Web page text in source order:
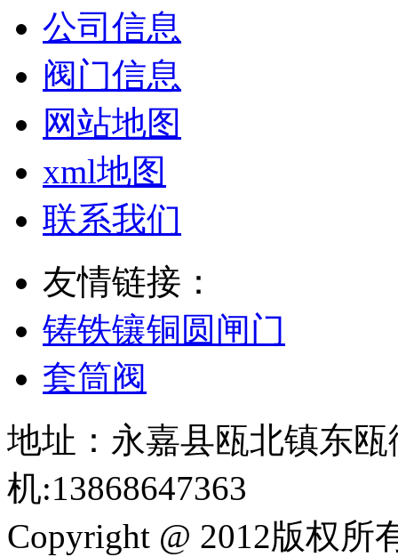
公司信息
阀门信息
网站地图
xml地图
联系我们
友情链接：
铸铁镶铜圆闸门
套筒阀
地址：永嘉县瓯北镇东
机:13868647363
Copyright @ 2012版权